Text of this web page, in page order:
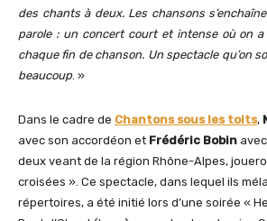
des chants à deux. Les chansons
parole : un concert court et intense où on
chaque fin de chanson. Un spectacle qu’on
beaucoup . »
Dans le cadre de Chantons sous les toits,
avec son accordéon et Frédéric Bobin
deux veant de la région Rhône-Alpes,
croisées ». Ce spectacle, dans lequel ils
répertoires, a été initié lors d’une soirée «